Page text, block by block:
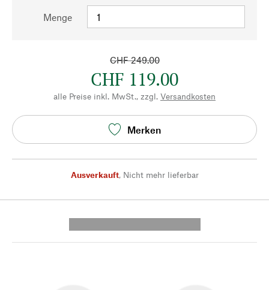
Menge
CHF 249.00
CHF 119.00
alle Preise inkl. MwSt., zzgl. Versandkosten
Merken
Ausverkauft, Nicht mehr lieferbar